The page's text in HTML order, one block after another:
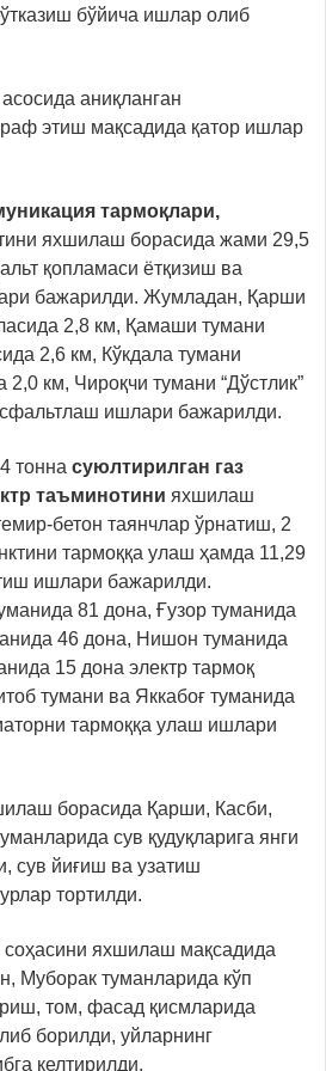
бўйича ишлар олиб
аниқланган
этиш мақсадида қатор ишлар
тармоқлари,
яхшилаш борасида жами 29,5
қопламаси ётқизиш ва
бажарилди. Жумладан, Қарши
2,8 км, Қамаши тумани
2,6 км, Кўкдала тумани
2,0 км, Чироқчи тумани “Дўстлик”
ишлари бажарилди.
тонна суюлтирилган газ
таъминотини яхшилаш
бетон таянчлар ўрнатиш, 2
тармоққа улаш ҳамда 11,29
ишлари бажарилди.
81 дона, Ғузор туманида
46 дона, Нишон туманида
15 дона электр тармоқ
тумани ва Яккабоғ туманида
тармоққа улаш ишлари
борасида Қарши, Касби,
сув қудуқларига янги
сув йиғиш ва узатиш
тортилди.
соҳасини яхшилаш мақсадида
Муборак туманларида кўп
том, фасад қисмларида
борилди, уйларнинг
келтирилди.